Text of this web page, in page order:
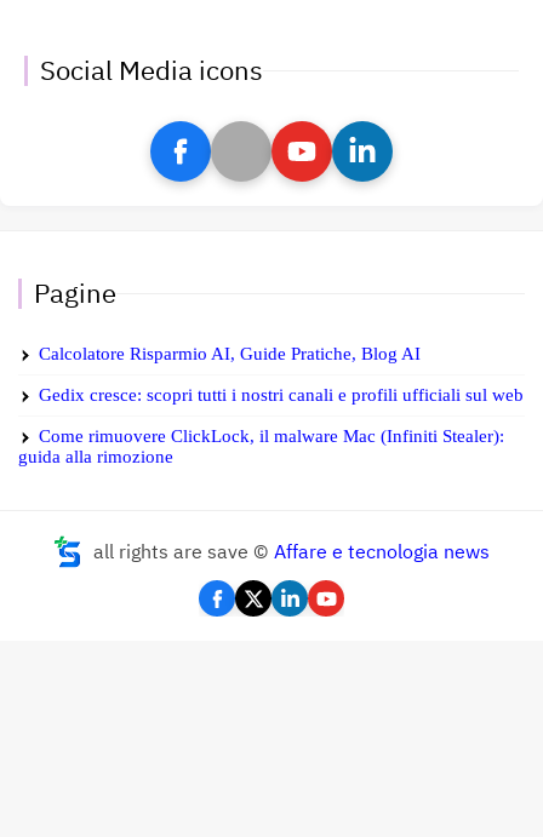
Social Media icons
Pagine
Calcolatore Risparmio AI, Guide Pratiche, Blog AI
Gedix cresce: scopri tutti i nostri canali e profili ufficiali sul web
Come rimuovere ClickLock, il malware Mac (Infiniti Stealer):
guida alla rimozione
all rights are save © Affare e tecnologia news